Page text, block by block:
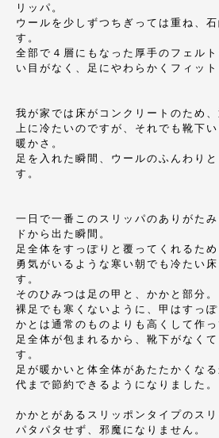
リッパ。
ウールを少しずつちぎっては重ね、
す。
全部で４層にもなった厚手のフェル
い目がなく、足にやわらかくフィット
我が家では床がコンクリートのため
上に冷たいのですが、それでも靴下
暖かさ。
足を入れた瞬間、ウールのふんわり
す。
一日で一番このスリッパのありがた
ドから出た瞬間。
足全体をすっぽりと覆ってくれるた
勇気がいるような寒い朝でも冷たい
す。
そのひみつは足の甲と、かかと部分。
裸足でも寒くないように、甲はすっ
かとは通常のものよりも高くして作っ
足全体が包まれるから、靴下がなく
す。
足が暖かいと体全体があたたかくな
代まで節約できるようになりました。
かかとがあるスリッポンタイプのス
パタパタせず、邪魔になりません。